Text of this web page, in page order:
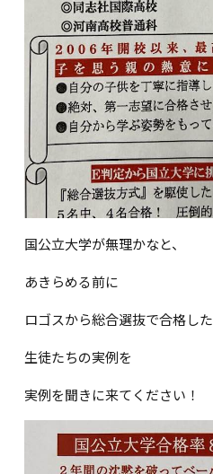
国公立大学が無理かなと、
あきらめる前に
ロゴスから総合選抜で合格した
生徒たちの実例を
実例を聞きに来てください！